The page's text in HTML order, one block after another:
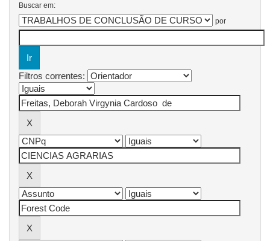
Buscar em:
por
Filtros correntes: